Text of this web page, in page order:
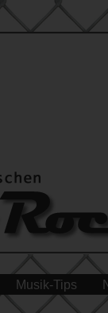
Musik-Tips